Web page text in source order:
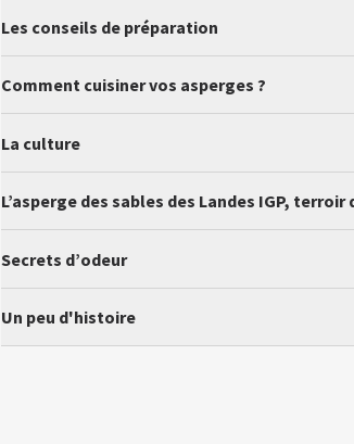
Les conseils de préparation
Comment cuisiner vos asperges ?
La culture
L’asperge des sables des Landes IGP, terroir
Secrets d’odeur
Un peu d'histoire